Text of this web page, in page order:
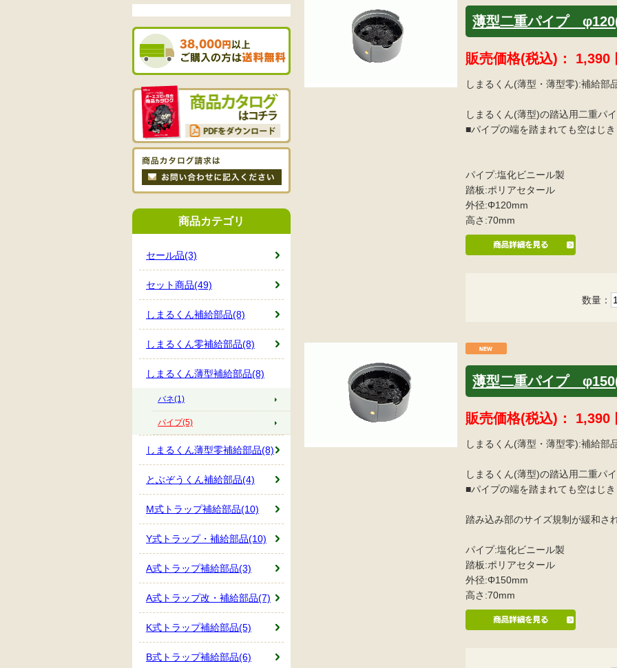
薄型二重パイプ
販売価格(税込)： 1,390
しまるくん(薄型・薄型零):補給部
しまるくん(薄型)の踏込用二重パ
■パイプの端を踏まれても空はじ
パイプ:塩化ビニール製
踏板:ポリアセタール
外径:Φ120mm
高さ:70mm
数量：
薄型二重パイプ
販売価格(税込)： 1,390
しまるくん(薄型・薄型零):補給部
しまるくん(薄型)の踏込用二重パ
■パイプの端を踏まれても空はじ
踏み込み部のサイズ規制が緩和さ
パイプ:塩化ビニール製
踏板:ポリアセタール
外径:Φ150mm
高さ:70mm
商品カテゴリ
セール品(3)
セット商品(49)
しまるくん補給部品(8)
しまるくん零補給部品(8)
しまるくん薄型補給部品(8)
バネ(1)
パイプ(5)
しまるくん薄型零補給部品(8)
とぶぞうくん補給部品(4)
M式トラップ補給部品(10)
Y式トラップ・補給部品(10)
A式トラップ補給部品(3)
A式トラップ改・補給部品(7)
K式トラップ補給部品(5)
B式トラップ補給部品(6)